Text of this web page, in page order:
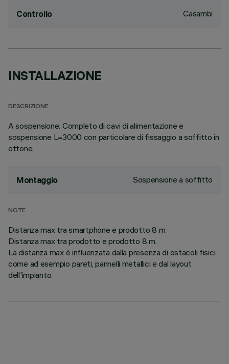
Controllo Casambi
INSTALLAZIONE
DESCRIZIONE
A sospensione. Completo di cavi di alimentazione e
sospensione L=3000 con particolare di fissaggio a soffitto in
ottone;
Montaggio Sospensione a soffitto
NOTE
Distanza max tra smartphone e prodotto 8 m.
Distanza max tra prodotto e prodotto 8 m.
La distanza max è influenzata dalla presenza di ostacoli fisici
come ad esempio pareti, pannelli metallici e dal layout
dell'impianto.